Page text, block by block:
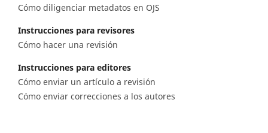
Cómo diligenciar metadatos en OJS
Instrucciones para revisores
Cómo hacer una revisión
Instrucciones para editores
Cómo enviar un artículo a revisión
Cómo enviar correcciones a los autores